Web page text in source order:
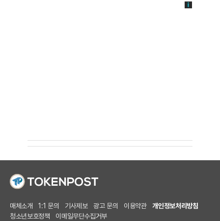
매체소개 1:1 문의 기사제보 광고 문의 이용약관
개인정보처리방침
청소년보호정책
이메일무단수집거부